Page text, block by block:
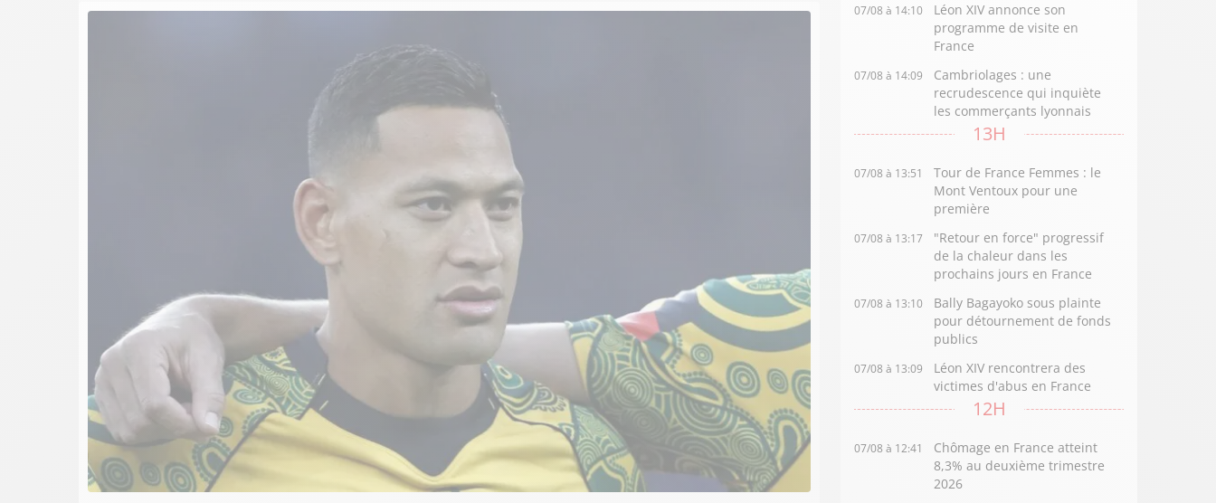
07/08 à 14:10
Léon XIV annonce son
programme de visite en
France
07/08 à 14:09
Cambriolages : une
recrudescence qui inquiète
les commerçants lyonnais
13H
07/08 à 13:51
Tour de France Femmes : le
Mont Ventoux pour une
première
07/08 à 13:17
"Retour en force" progressif
de la chaleur dans les
prochains jours en France
07/08 à 13:10
Bally Bagayoko sous plainte
pour détournement de fonds
publics
07/08 à 13:09
Léon XIV rencontrera des
victimes d'abus en France
12H
07/08 à 12:41
Chômage en France atteint
8,3% au deuxième trimestre
2026